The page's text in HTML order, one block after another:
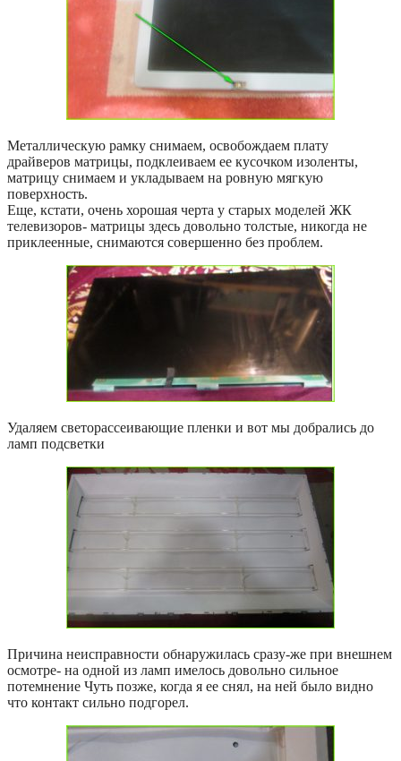
Металлическую рамку снимаем, освобождаем плату
драйверов матрицы, подклеиваем ее кусочком изоленты,
матрицу снимаем и укладываем на ровную мягкую
поверхность.
Еще, кстати, очень хорошая черта у старых моделей ЖК
телевизоров- матрицы здесь довольно толстые, никогда не
приклеенные, снимаются совершенно без проблем.
Удаляем светорассеивающие пленки и вот мы добрались до
ламп подсветки
Причина неисправности обнаружилась сразу-же при внешнем
осмотре- на одной из ламп имелось довольно сильное
потемнение Чуть позже, когда я ее снял, на ней было видно
что контакт сильно подгорел.